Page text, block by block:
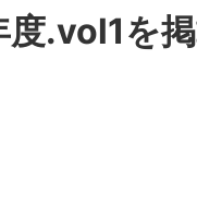
.vol1を